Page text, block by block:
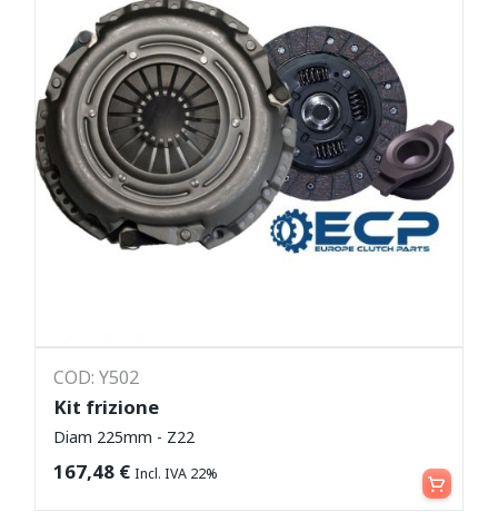
COD: Y502
Kit frizione
Diam 225mm - Z22
167,48 € Incl. IVA 22% Leggi tutto